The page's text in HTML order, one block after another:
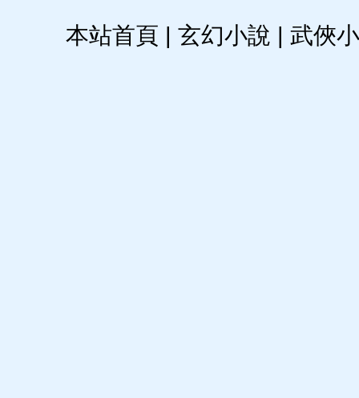
本站首頁 | 玄幻小說 | 武俠